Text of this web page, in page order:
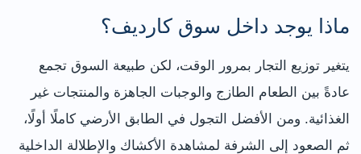
ماذا يوجد داخل سوق كارديف؟
يتغير توزيع التجار بمرور الوقت، لكن طبيعة السوق تجمع
عادةً بين الطعام الطازج والوجبات الجاهزة والمنتجات غير
الغذائية. ومن الأفضل التجول في الطابق الأرضي كاملًا أولًا،
ثم الصعود إلى الشرفة لمشاهدة الأكشاك والإطلالة الداخلية